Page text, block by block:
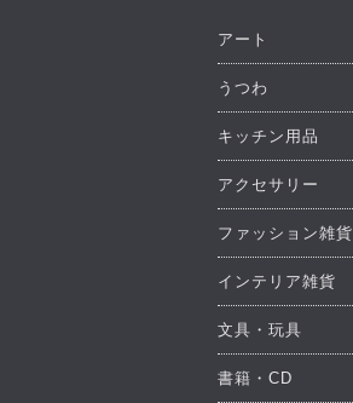
アート
うつわ
キッチン用品
アクセサリー
ファッション雑貨
インテリア雑貨
文具・玩具
書籍・CD